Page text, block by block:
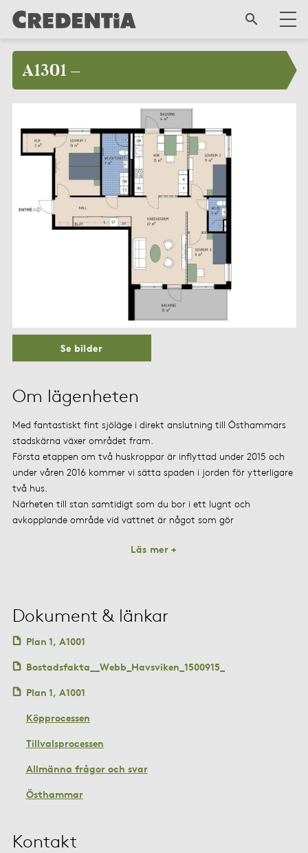
A1301 –
Om lägenheten
Med fantastiskt fint sjöläge i direkt anslutning till Östhammars
stadskärna växer området fram.
Första etappen om två huskroppar är inflyttad under 2015 och
under våren 2016 kommer vi sätta spaden i jorden för ytterligare
två hus.
Närheten till stan samtidigt som du bor i ett lugnt och
avkopplande område vid vattnet är något som gör
Läs mer +
Se bilder
Dokument & länkar
Plan 1, A1001
Bostadsfakta__Webb_Havsviken_1500915_
Plan 1, A1001
Köpprocessen
Tillvalsprocessen
Allmänna frågor och svar
Östhammar
Kontakt